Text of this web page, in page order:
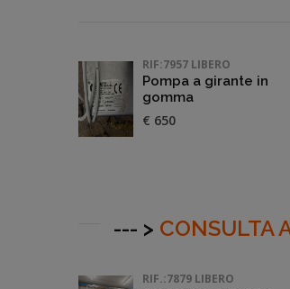
RIF:7957 LIBERO
Pompa a girante in
gomma
€ 650
--- > CONSULTA
RIF.:7879 LIBERO